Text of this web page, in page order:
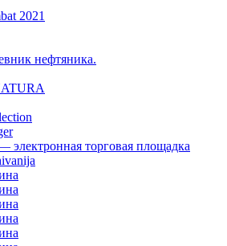
2021
нефтяника.
электронная торговая площадка